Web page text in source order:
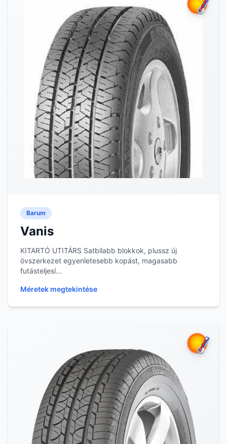
Barum
Vanis
KITARTÓ UTITÁRS Satbilabb blokkok, plussz új
övszerkezet egyenletesebb kopást, magasabb
futásteljesí...
Méretek megtekintése